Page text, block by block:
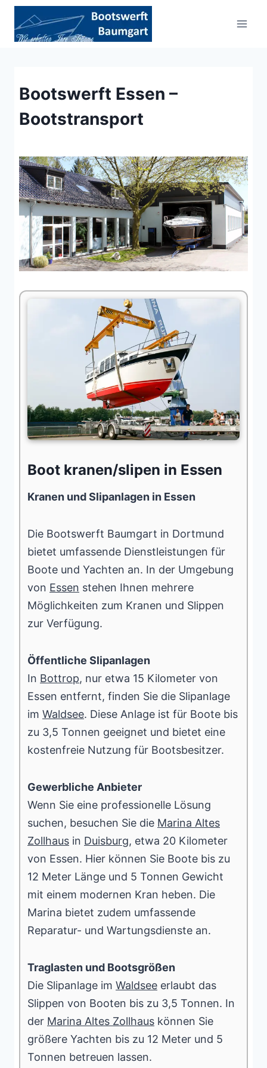
Zum
Inhalt
springen
Bootswerft Essen –
Bootstransport
Boot kranen/slipen in Essen
Kranen und Slipanlagen in Essen
Die Bootswerft Baumgart in Dortmund
bietet umfassende Dienstleistungen für
Boote und Yachten an. In der Umgebung
von Essen stehen Ihnen mehrere
Möglichkeiten zum Kranen und Slippen
zur Verfügung.
Öffentliche Slipanlagen
In Bottrop, nur etwa 15 Kilometer von
Essen entfernt, finden Sie die Slipanlage
im Waldsee. Diese Anlage ist für Boote bis
zu 3,5 Tonnen geeignet und bietet eine
kostenfreie Nutzung für Bootsbesitzer.
Gewerbliche Anbieter
Wenn Sie eine professionelle Lösung
suchen, besuchen Sie die Marina Altes
Zollhaus in Duisburg, etwa 20 Kilometer
von Essen. Hier können Sie Boote bis zu
12 Meter Länge und 5 Tonnen Gewicht
mit einem modernen Kran heben. Die
Marina bietet zudem umfassende
Reparatur- und Wartungsdienste an.
Traglasten und Bootsgrößen
Die Slipanlage im Waldsee erlaubt das
Slippen von Booten bis zu 3,5 Tonnen. In
der Marina Altes Zollhaus können Sie
größere Yachten bis zu 12 Meter und 5
Tonnen betreuen lassen.